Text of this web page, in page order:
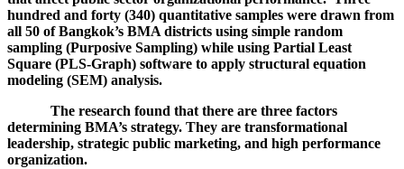
hundred and forty (340) quantitative samples were drawn from
all 50 of Bangkok’s BMA districts using simple random
sampling (Purposive Sampling) while using Partial Least
Square (PLS-Graph) software to apply structural equation
modeling (SEM) analysis.
The research found that there are three factors
determining BMA’s strategy. They are transformational
leadership, strategic public marketing, and high performance
organization.